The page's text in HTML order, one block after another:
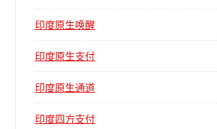
印度原生唤醒
印度原生支付
印度原生通道
印度四方支付